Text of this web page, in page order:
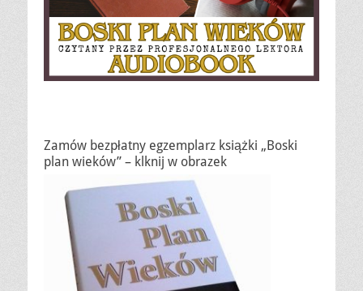
Zamów bezpłatny egzemplarz książki „Boski
plan wieków” – klknij w obrazek